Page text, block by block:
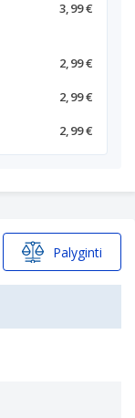
3,99 €
2,99 €
2,99 €
2,99 €
Palyginti